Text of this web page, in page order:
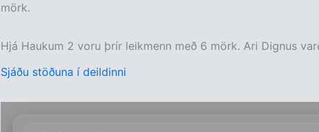
mörk.
Hjá Haukum 2 voru þrír leikmenn með 6 mörk. Ari Dignus
Sjáðu stöðuna í deildinni